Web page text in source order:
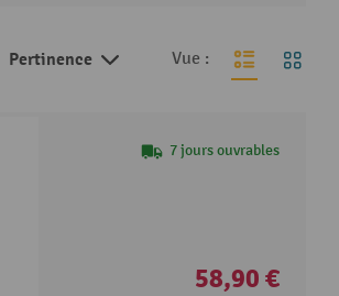
Pertinence Vue :
7 jours ouvrables
58,90 €